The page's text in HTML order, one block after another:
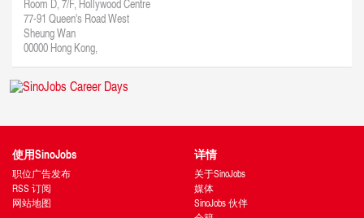
Room D, 7/F, Hollywood Centre
77-91 Queen's Road West
Sheung Wan
00000 Hong Kong,
使用SinoJobs
职位广告发布
RSS 订阅
网站地图
详情
关于SinoJobs
媒体
SinoJobs 伙伴